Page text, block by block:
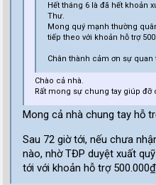
Hết tháng 6 là đã hết khoản
Thư.
Mong quý mạnh thường
tiếp theo với khoản hỗ trợ
Chân thành cảm ơn sự quan
Chào cả nhà.
Rất mong sự chung tay giúp
Mong cả nhà chung tay hỗ
Sau 72 giờ tới, nếu chưa
nào, nhờ TĐP duyệt xuất
tới với khoản hỗ trợ